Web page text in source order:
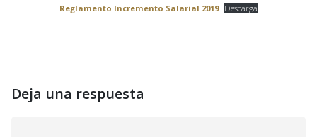
Reglamento Incremento Salarial 2019 Descarga
Deja una respuesta